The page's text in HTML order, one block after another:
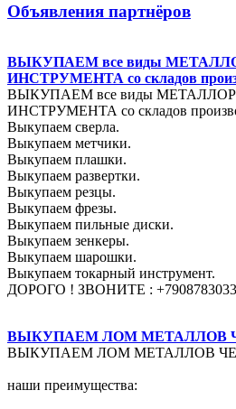
Объявления партнёров
ВЫКУПАЕМ все виды
ИНСТРУМЕНТА со складов
ВЫКУПАЕМ все виды
ИНСТРУМЕНТА со складов
Выкупаем сверла.
Выкупаем метчики.
Выкупаем плашки.
Выкупаем развертки.
Выкупаем резцы.
Выкупаем фрезы.
Выкупаем пильные диски.
Выкупаем зенкеры.
Выкупаем шарошки.
Выкупаем токарный инструмент.
ДОРОГО ! ЗВОНИТЕ :
ВЫКУПАЕМ ЛОМ МЕТАЛЛОВ
ВЫКУПАЕМ ЛОМ МЕТАЛЛОВ
наши преимущества: